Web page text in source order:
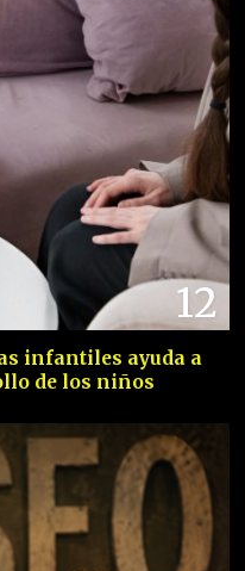
12
infantiles ayuda a
de los niños